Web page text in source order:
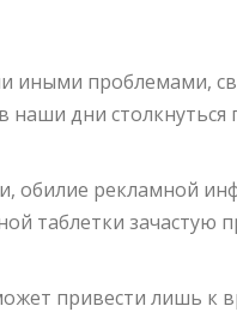
иными проблемами,
дни столкнуться
обилие рекламной
таблетки зачастую
привести лишь к